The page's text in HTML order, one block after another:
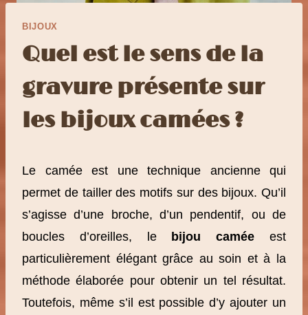
BIJOUX
Quel est le sens de la
gravure présente sur
les bijoux camées ?
Le camée est une technique ancienne qui
permet de tailler des motifs sur des bijoux. Qu’il
s’agisse d’une broche, d’un pendentif, ou de
boucles d’oreilles, le
bijou camée est
particulièrement élégant grâce au soin et à la
méthode élaborée pour obtenir un tel résultat.
Toutefois, même s’il est possible d’y ajouter un